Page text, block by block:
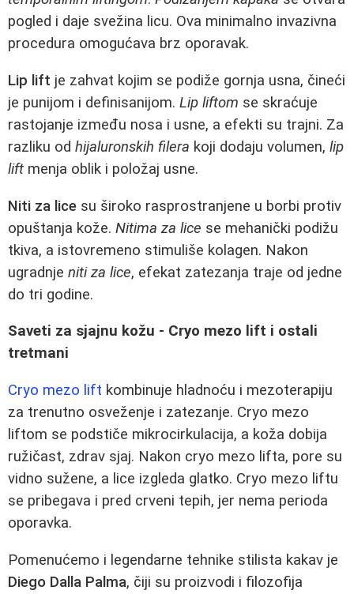
pogled i daje svežina licu. Ova minimalno invazivna
procedura omogućava brz oporavak.
Lip lift je zahvat kojim se podiže gornja usna, čineći
je punijom i definisanijom. Lip liftom se skraćuje
rastojanje između nosa i usne, a efekti su trajni. Za
razliku od hijaluronskih filera koji dodaju volumen, lip
lift menja oblik i položaj usne.
Niti za lice su široko rasprostranjene u borbi protiv
opuštanja kože. Nitima za lice se mehanički podižu
tkiva, a istovremeno stimuliše kolagen. Nakon
ugradnje niti za lice, efekat zatezanja traje od jedne
do tri godine.
Saveti za sjajnu kožu - Cryo mezo lift i ostali
tretmani
Cryo mezo lift kombinuje hladnoću i mezoterapiju
za trenutno osveženje i zatezanje. Cryo mezo
liftom se podstiče mikrocirkulacija, a koža dobija
ružičast, zdrav sjaj. Nakon cryo mezo lifta, pore su
vidno sužene, a lice izgleda glatko. Cryo mezo liftu
se pribegava i pred crveni tepih, jer nema perioda
oporavka.
Pomenućemo i legendarne tehnike stilista kakav je
Diego Dalla Palma, čiji su proizvodi i filozofija